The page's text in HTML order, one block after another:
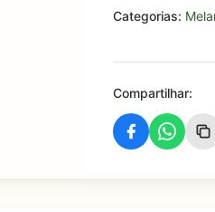
Categorias:
Compartilhar: